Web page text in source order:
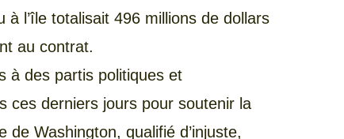
à l’île totalisait 496 millions de dollars
au contrat.
à des partis politiques et
ces derniers jours pour soutenir la
Washington, qualifié d’injuste,